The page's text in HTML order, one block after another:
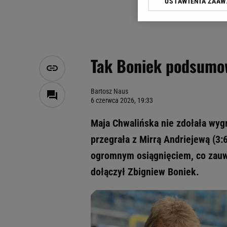
Tak Boniek
Bartosz Naus
6 czerwca 2026, 19:33
Maja Chwalińska nie zdołała
przegrała z Mirrą Andriejewą
ogromnym osiągnięciem, co
dołączył Zbigniew Boniek.
Klikając „Akceptuję”
Zaufanych Partnerów i
My, nasi Zaufani
badnie odbiorców i